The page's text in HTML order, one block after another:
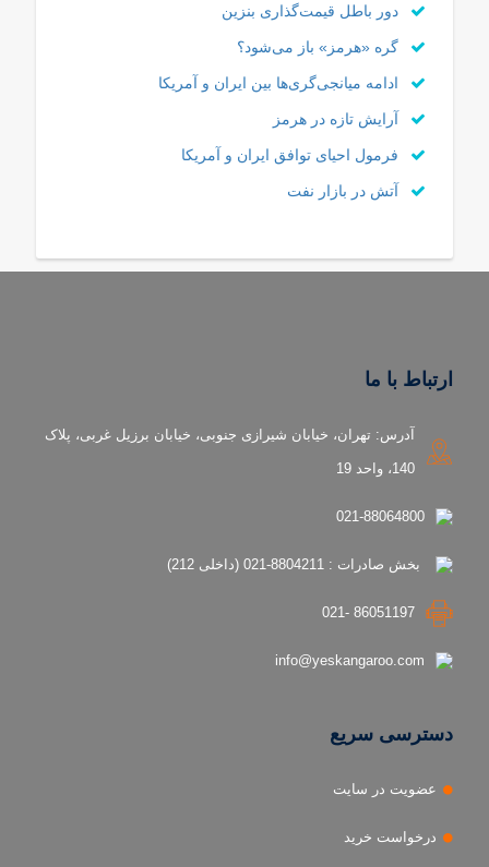
دور باطل قیمت‌گذاری بنزین
گره «هرمز» باز می‌شود؟
ادامه میانجی‌گری‌ها بین ایران و آمریکا
آرایش تازه در هرمز
فرمول احیای توافق ایران و آمریکا
آتش در بازار نفت
ارتباط با ما
آدرس: تهران، خیابان شیرازی جنوبی، خیابان برزیل غربی، پلاک
140، واحد 19
021-88064800
بخش صادرات : 8804211-021 (داخلی 212)
86051197 -021
info@yeskangaroo.com
دسترسی سریع
عضویت در سایت
درخواست خرید